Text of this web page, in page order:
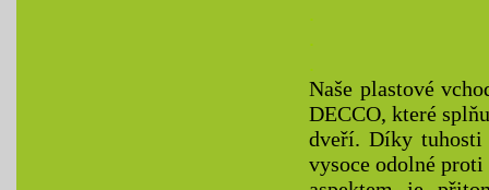
.
.
.
Naše plastové
DECCO, které
dveří. Díky tuhosti
vysoce odolné